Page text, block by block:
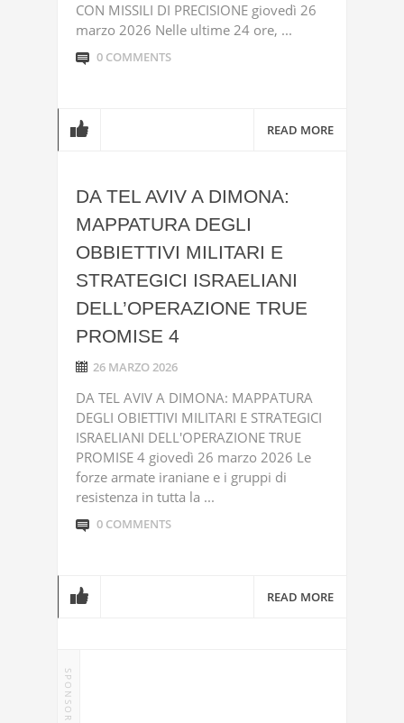
CON MISSILI DI PRECISIONE giovedì 26
marzo 2026 Nelle ultime 24 ore, ...
0 COMMENTS
READ MORE
DA TEL AVIV A DIMONA:
MAPPATURA DEGLI
OBBIETTIVI MILITARI E
STRATEGICI ISRAELIANI
DELL’OPERAZIONE TRUE
PROMISE 4
26 MARZO 2026
DA TEL AVIV A DIMONA: MAPPATURA
DEGLI OBIETTIVI MILITARI E STRATEGICI
ISRAELIANI DELL'OPERAZIONE TRUE
PROMISE 4 giovedì 26 marzo 2026 Le
forze armate iraniane e i gruppi di
resistenza in tutta la ...
0 COMMENTS
READ MORE
SPONSOR